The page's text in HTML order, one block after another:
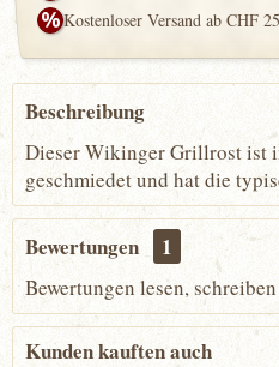
Kostenloser Versand ab CHF
Beschreibung
Dieser Wikinger Grillrost ist
geschmiedet und hat die
Bewertungen 1
Bewertungen lesen,
Kunden kauften auch